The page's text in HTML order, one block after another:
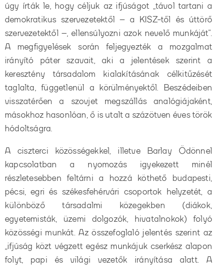
úgy írták le, hogy céljuk az ifjúságot „távol tartani a
demokratikus szervezetektől – a KISZ-től és úttörő
szervezetektől –, ellensúlyozni azok nevelő munkáját”.
A megfigyelések során feljegyezték a mozgalmat
irányító páter szavait, aki a jelentések szerint a
keresztény társadalom kialakításának célkitűzését
taglalta, függetlenül a körülményektől. Beszédeiben
visszatérően a szovjet megszállás analógiájaként,
másokhoz hasonlóan, ő is utalt a százötven éves török
hódoltságra.
A ciszterci közösségekkel, illetve Barlay Ödönnel
kapcsolatban a nyomozás igyekezett minél
részletesebben feltárni a hozzá köthető budapesti,
pécsi, egri és székesfehérvári csoportok helyzetét, a
különböző társadalmi közegekben (diákok,
egyetemisták, üzemi dolgozók, hivatalnokok) folyó
közösségi munkát. Az összefoglaló jelentés szerint az
„ifjúság közt végzett egész munkájuk cserkész alapon
folyt, papi és világi vezetők irányítása alatt. A